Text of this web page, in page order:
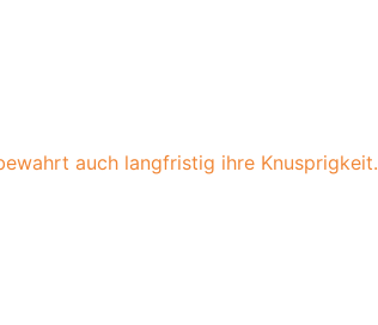
auch langfristig ihre Knusprigkeit.